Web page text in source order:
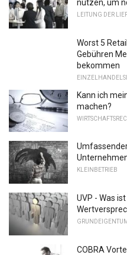
nutzen, um
LEITUNG DER
Worst 5
Gebühren
bekommen
Kann ich
machen?
KLEINBETRIEB
UVP - Was
GRUNDEIGENTUM
COBRA